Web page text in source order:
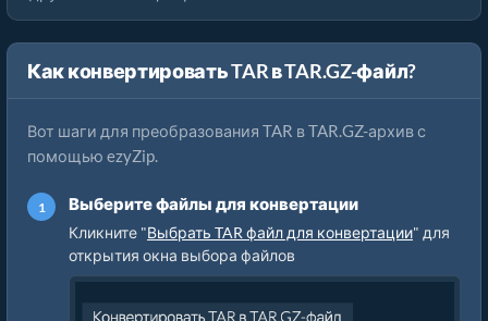
Как конвертировать TAR в TAR.GZ-файл?
Вот шаги для преобразования TAR в TAR.GZ-архив с
помощью ezyZip.
Выберите файлы для конвертации
Кликните "Выбрать TAR файл для конвертации" для
открытия окна выбора файлов